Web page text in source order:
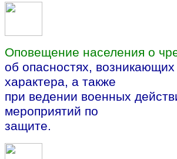
Оповещение населения о
об опасностях,
характера, а также
при ведении военных
мероприятий по
защите.